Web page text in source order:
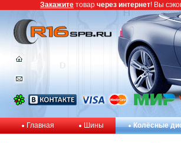
Главная Шины Колёсные
Закажите товар через интернет! Вы